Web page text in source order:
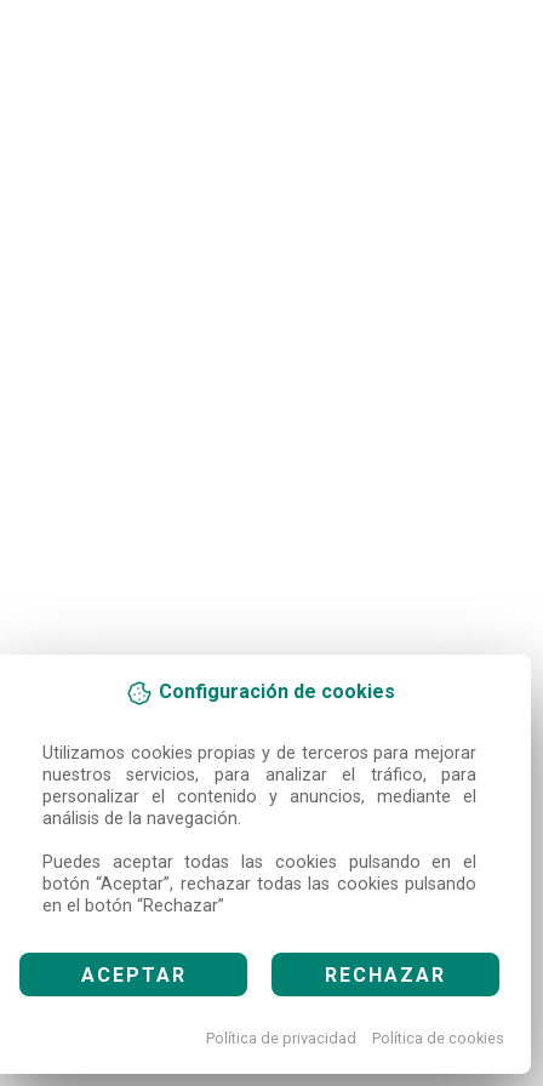
Configuración de cookies
Utilizamos cookies propias y de terceros para mejorar
nuestros servicios, para analizar el tráfico, para
personalizar el contenido y anuncios, mediante el
análisis de la navegación.
Puedes aceptar todas las cookies pulsando en el
botón “Aceptar”, rechazar todas las cookies pulsando
en el botón “Rechazar”
ACEPTAR RECHAZAR
Política de privacidad Política de cookies